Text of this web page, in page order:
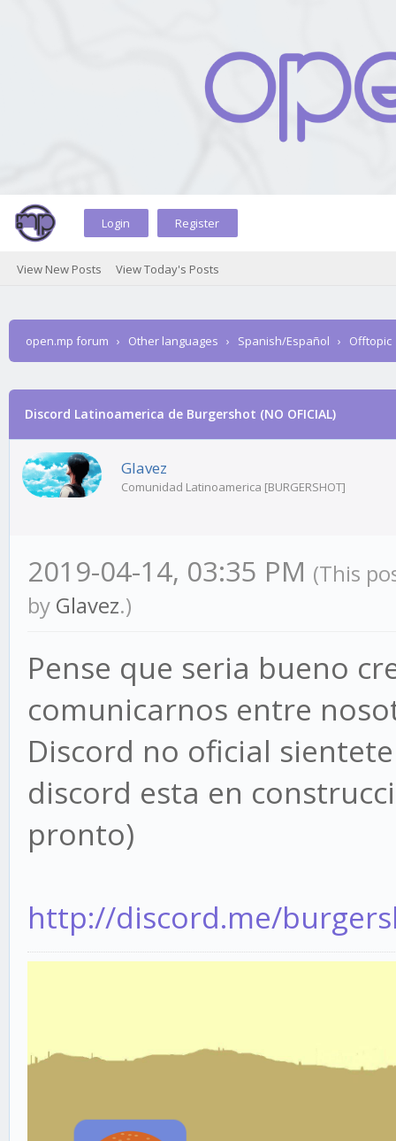
Login Register
View New Posts View Today's Posts
open.mp forum › Other languages › Spanish/Español › Offtopic
Discord Latinoamerica de Burgershot (NO OFICIAL)
Glavez
Comunidad Latinoamerica [BURGERSHOT]
2019-04-14, 03:35 PM (This
by Glavez.)
Pense que seria bueno
comunicarnos entre
Discord no oficial
discord esta en
pronto)
http://discord.me/